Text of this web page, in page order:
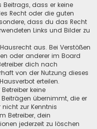
Beitrags, dass er keine
Recht oder die guten
dass du das Recht
Links und Bilder zu
aus. Bei Verstößen
oder anderer im Board
dich nach
von der Nutzung dieses
erteilen.
keine
übernimmt, die er
zur Kenntnis
Betreiber, dein
jederzeit zu löschen